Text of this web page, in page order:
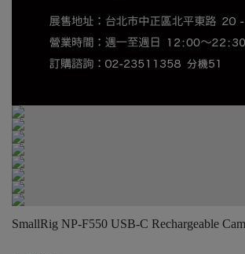
SmallRig NP-F550 USB-C Rechargeable